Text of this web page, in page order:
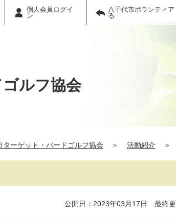
個人会員ログイ
ン
八千代市ボランティ
る
ルフ協会
ターゲット・バードゴルフ協会 ＞ 活動紹介 ＞
公開日：2023年03月17日 最終